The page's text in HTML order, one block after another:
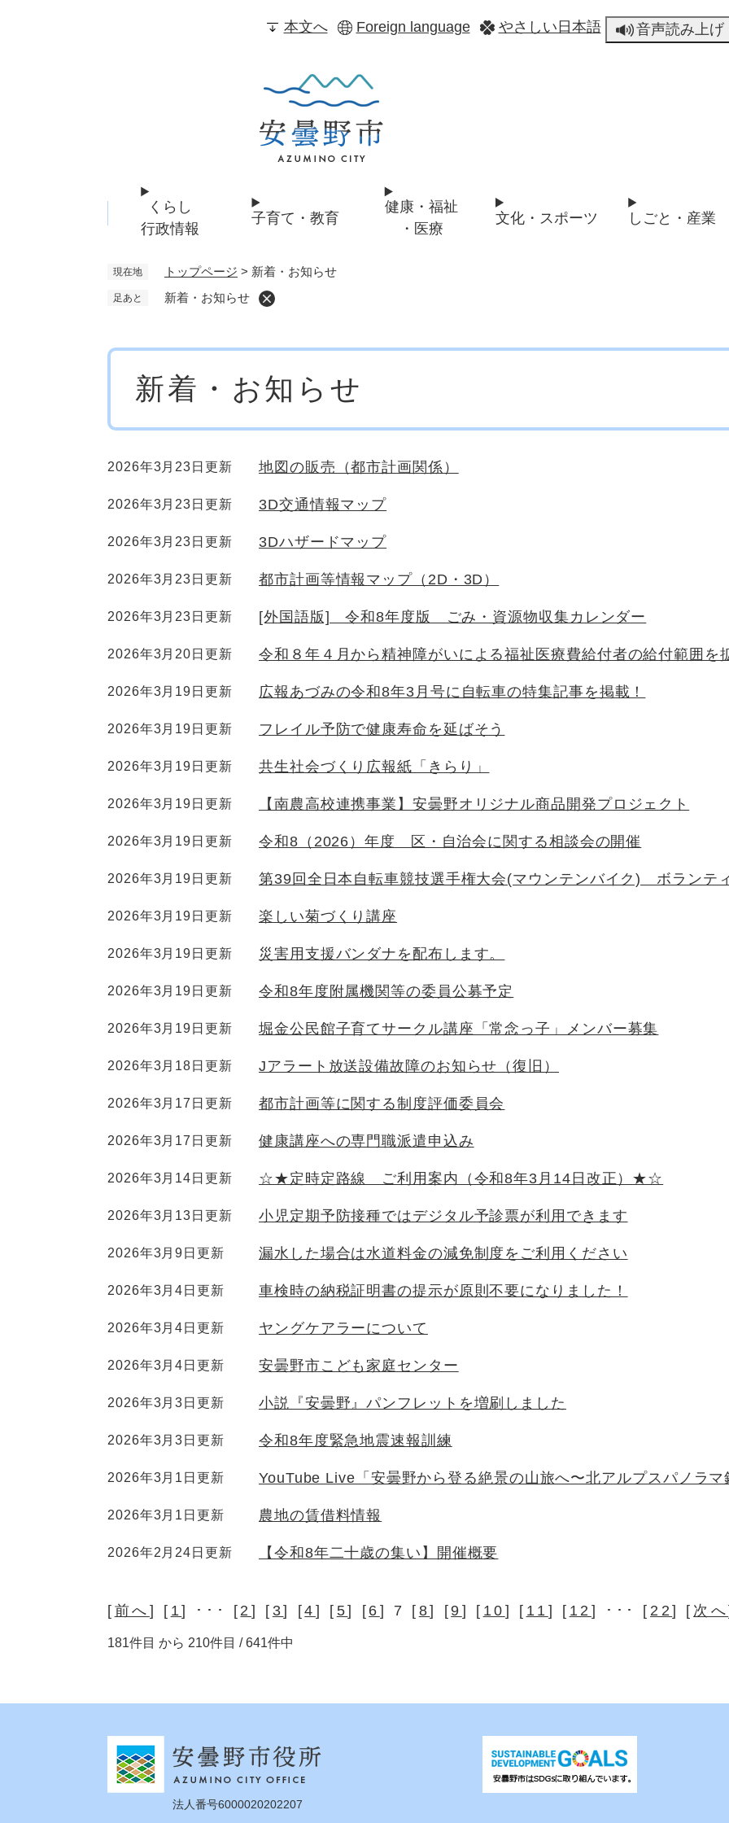
本文へ Foreign language やさしい日本語 音声読み上げ
くらし
行政情報
子育て・教育
健康・福祉
・医療
文化・スポーツ しごと・産業
現在地 トップページ > 新着・お知らせ
足あと 新着・お知らせ
新着・お知らせ
2026年3月23日更新 地図の販売（都市計画関係）
2026年3月23日更新 3D交通情報マップ
2026年3月23日更新 3Dハザードマップ
2026年3月23日更新 都市計画等情報マップ（2D・3D）
2026年3月23日更新 [外国語版] 令和8年度版 ごみ・資源物収集カレンダー
2026年3月20日更新 令和８年４月から精神障がいによる福祉医療費給付者の給付範囲を
2026年3月19日更新 広報あづみの令和8年3月号に自転車の特集記事を掲載！
2026年3月19日更新 フレイル予防で健康寿命を延ばそう
2026年3月19日更新 共生社会づくり広報紙「きらり」
2026年3月19日更新 【南農高校連携事業】安曇野オリジナル商品開発プロジェクト
2026年3月19日更新 令和8（2026）年度 区・自治会に関する相談会の開催
2026年3月19日更新 第39回全日本自転車競技選手権大会(マウンテンバイク) ボランテ
2026年3月19日更新 楽しい菊づくり講座
2026年3月19日更新 災害用支援バンダナを配布します。
2026年3月19日更新 令和8年度附属機関等の委員公募予定
2026年3月19日更新 堀金公民館子育てサークル講座「常念っ子」メンバー募集
2026年3月18日更新 Jアラート放送設備故障のお知らせ（復旧）
2026年3月17日更新 都市計画等に関する制度評価委員会
2026年3月17日更新 健康講座への専門職派遣申込み
2026年3月14日更新 ☆★定時定路線 ご利用案内（令和8年3月14日改正）★☆
2026年3月13日更新 小児定期予防接種ではデジタル予診票が利用できます
2026年3月9日更新 漏水した場合は水道料金の減免制度をご利用ください
2026年3月4日更新 車検時の納税証明書の提示が原則不要になりました！
2026年3月4日更新 ヤングケアラーについて
2026年3月4日更新 安曇野市こども家庭センター
2026年3月3日更新 小説『安曇野』パンフレットを増刷しました
2026年3月3日更新 令和8年度緊急地震速報訓練
2026年3月1日更新 YouTube Live「安曇野から登る絶景の山旅へ〜北アルプスパノラ
2026年3月1日更新 農地の賃借料情報
2026年2月24日更新 【令和8年二十歳の集い】開催概要
[ 前へ ] [ 1] ･･･ [ 2] [ 3] [4 ] [ 5] [ 6 ] 7 [ 8] [9 ] [ 10 ] [ 11 ] [ 12 ] ･･･ [ 22] [ 次へ
181件目 から 210件目 / 641件中
法人番号6000020202207